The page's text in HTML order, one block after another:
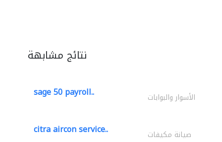
نتائج مشابهة
sage 50 payroll.. الأسوار والبوابات
citra aircon service.. صيانة مكيفات